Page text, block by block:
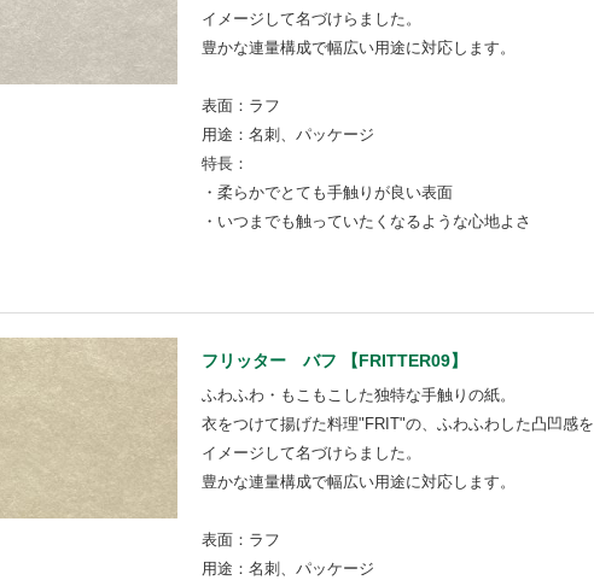
イメージして名づけらました。
豊かな連量構成で幅広い用途に対応します。
表面：ラフ
用途：名刺、パッケージ
特長：
・柔らかでとても手触りが良い表面
・いつまでも触っていたくなるような心地よさ
フリッター バフ 【FRITTER09】
ふわふわ・もこもこした独特な手触りの紙。
衣をつけて揚げた料理"FRIT"の、ふわふわした凸凹感を
イメージして名づけらました。
豊かな連量構成で幅広い用途に対応します。
表面：ラフ
用途：名刺、パッケージ